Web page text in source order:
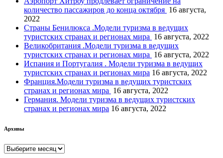
количество пассажиров до конца октября 16 августа,
2022
Страны Бенилюкса .Модели туризма в ведущих
туристских странах и регионах мира 16 августа, 2022
Великобритания .Модели туризма в ведущих
туристских странах и регионах мира 16 августа, 2022
Испания и Португалия . Модели туризма в ведущих
туристских странах и регионах мира 16 августа, 2022
Франция.Модели туризма в ведущих туристских
странах и регионах мира 16 августа, 2022
Германия. Модели туризма в ведущих туристских
странах и регионах мира 16 августа, 2022
Архивы
Архивы